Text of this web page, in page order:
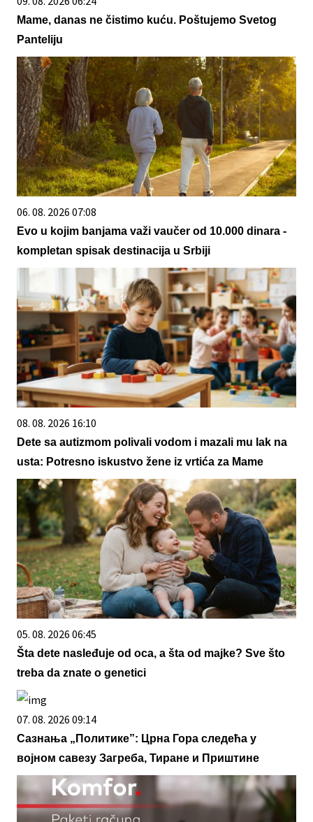
Mame, danas ne čistimo kuću. Poštujemo Svetog
Panteliju
06. 08. 2026 07:08
Evo u kojim banjama važi vaučer od 10.000 dinara -
kompletan spisak destinacija u Srbiji
08. 08. 2026 16:10
Dete sa autizmom polivali vodom i mazali mu lak na
usta: Potresno iskustvo žene iz vrtića za Mame
05. 08. 2026 06:45
Šta dete nasleđuje od oca, a šta od majke? Sve što
treba da znate o genetici
07. 08. 2026 09:14
Сазнања „Политике”: Црна Гора следећа у
војном савезу Загреба, Тиране и Приштине